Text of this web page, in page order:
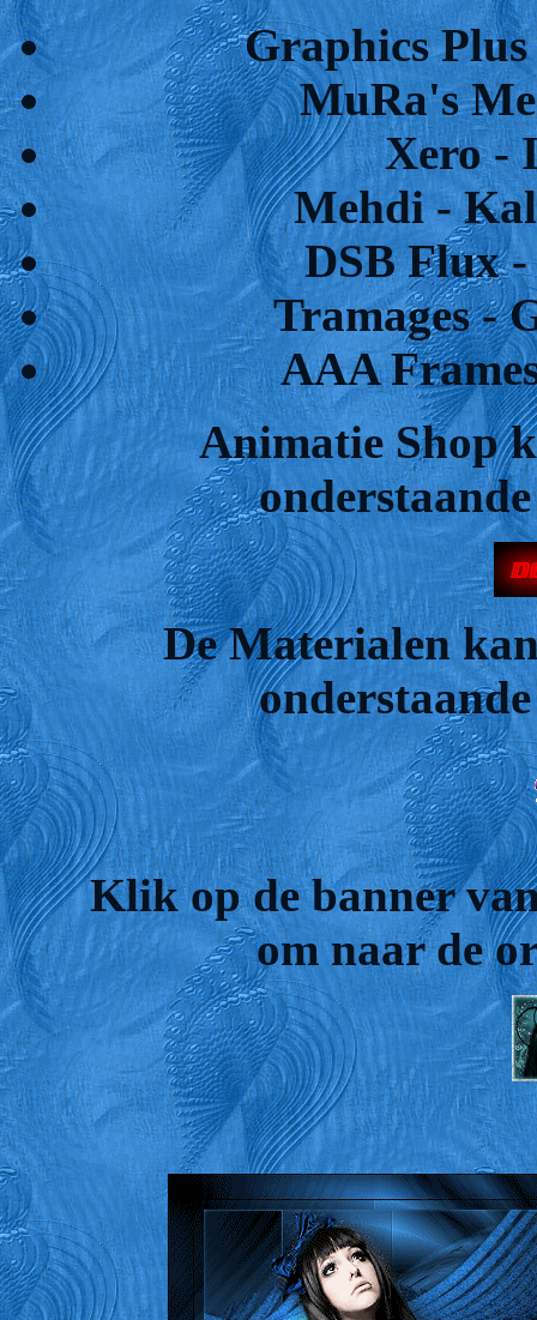
Graphics
MuRa's
Xero -
Mehdi -
DSB Flux
Tramages -
AAA
Animatie Shop
De Materialen
Klik op de banner
om naar de